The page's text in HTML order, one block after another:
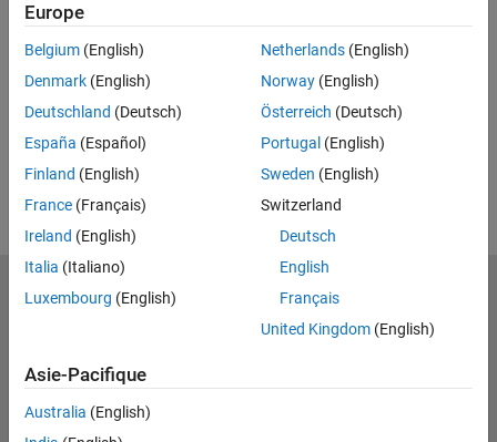
Feedback
UP NEXT
RELATED VIDEOS
View more related videos
Europe
Belgium (English)
Denmark (English)
Deutschland (Deutsch)
España (Español)
Finland (English)
France (Français)
Ireland (English)
Italia (Italiano)
Luxembourg (English)
Netherlands(English)
Norway(English)
Österreich (Deutsch)
Portugal (English)
Sweden (English)
Switzerland
Deutsch
English
Français
United Kingdom(English)
Asie-Pacifique
Australia (English)
MathWorks
Découvrir les produits
Essayer ou acheter